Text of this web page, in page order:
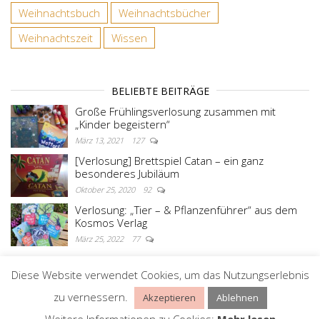
Weihnachtsbuch
Weihnachtsbücher
Weihnachtszeit
Wissen
BELIEBTE BEITRÄGE
Große Frühlingsverlosung zusammen mit
„Kinder begeistern“
März 13, 2021 127
[Verlosung] Brettspiel Catan – ein ganz
besonderes Jubiläum
Oktober 25, 2020 92
Verlosung: „Tier – & Pflanzenführer“ aus dem
Kosmos Verlag
März 25, 2022 77
Stolz präsentiert vonWordPress|Theme:Master
Blog
Diese Website verwendet Cookies, um das Nutzungserlebnis
zu vernessern.
Akzeptieren Ablehnen